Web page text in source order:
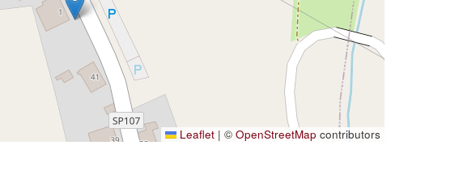
Leaflet | © OpenStreetMap contributors